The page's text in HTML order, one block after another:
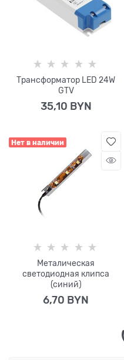
Трансформатор LED 24W
GTV
35,10 BYN
Нет в наличии
Металическая
светодиодная клипса
(синий)
6,70 BYN